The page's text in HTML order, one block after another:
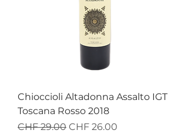
Chioccioli Altadonna Assalto IGT
Toscana Rosso 2018
Standardpreis
CHF 29.00 Sale-Preis
CHF 26.00